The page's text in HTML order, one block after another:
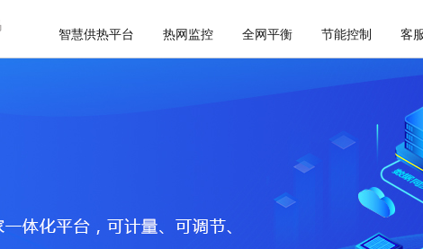
智慧供热平台 热网监控 全网平衡 节能控制 客